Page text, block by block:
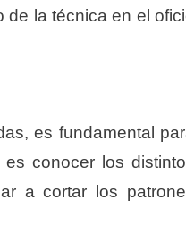
de la técnica en el
es fundamental
conocer los
a cortar los